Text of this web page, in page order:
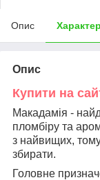
Опис
Опис
Купити на
Макадамія -
пломбіру та
з найвищих, тому
збирати.
Головне